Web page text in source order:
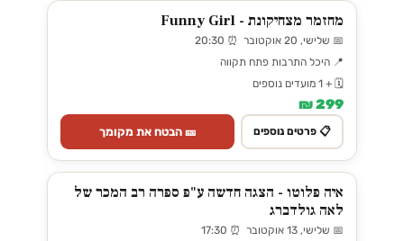
מחזמר מצחיקונת - Funny Girl
📅 שלישי, 20 אוקטובר ⏰ 20:30
📍 היכל התרבות פתח תקווה
🗓️ + 1 מועדים נוספים
299 ₪
📋 פרטים נוספים 🎫 הבטח את מקומך
איה פלוטו - הצגה חדשה ע"פ ספרה רב המכר של
לאה גולדברג
📅 שלישי, 13 אוקטובר ⏰ 17:30